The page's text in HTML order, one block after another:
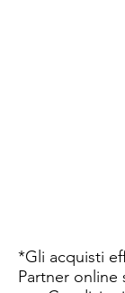
*Gli acquisti
Partner